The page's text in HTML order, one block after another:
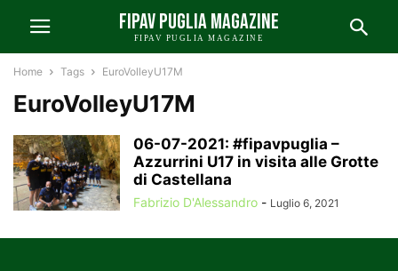
FIPAV PUGLIA MAGAZINE
FIPAV PUGLIA MAGAZINE
Home Tags EuroVolleyU17M
EuroVolleyU17M
06-07-2021: #fipavpuglia –
Azzurrini U17 in visita alle Grotte
di Castellana
Fabrizio D'Alessandro - Luglio 6, 2021